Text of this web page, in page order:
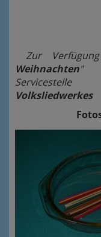
Zur
Weihnachten"
Volksliedwerkes